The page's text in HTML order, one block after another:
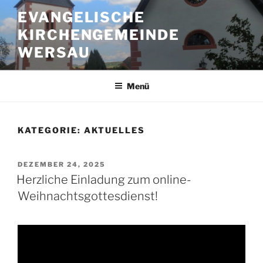
Zum
Inhalt
springen
EVANGELISCHE
KIRCHENGEMEINDE
WERSAU
Menü
KATEGORIE: AKTUELLES
VERÖFFENTLICHT
AM
DEZEMBER 24, 2025
Herzliche Einladung zum online-
Weihnachtsgottesdienst!